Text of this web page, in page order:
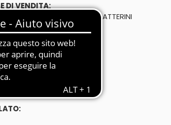
DI VENDITA:
INTERI - POMODORINI DATTERINI